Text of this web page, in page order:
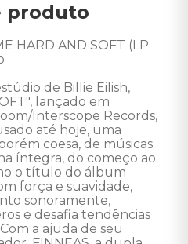
produto
HARD AND SOFT (LP
de Billie Eilish,
lançado em
Interscope Records,
até hoje, uma
coesa, de músicas
íntegra, do começo ao
o título do álbum
força e suavidade,
sonoramente,
e desafia tendências
a ajuda de seu